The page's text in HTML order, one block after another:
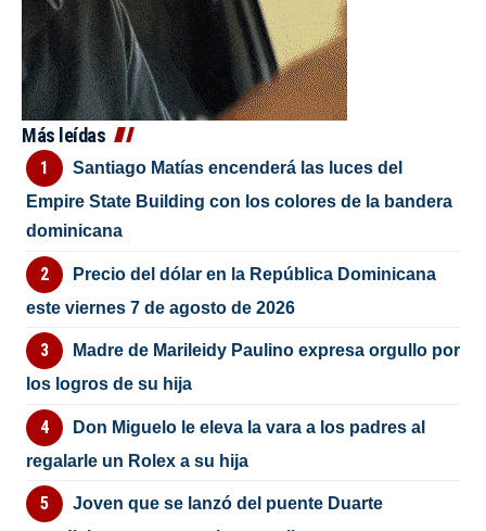
Más leídas
Santiago Matías encenderá las luces del
Empire State Building con los colores de la bandera
dominicana
Precio del dólar en la República Dominicana
este viernes 7 de agosto de 2026
Madre de Marileidy Paulino expresa orgullo por
los logros de su hija
Don Miguelo le eleva la vara a los padres al
regalarle un Rolex a su hija
Joven que se lanzó del puente Duarte